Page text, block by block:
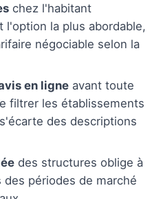
chez l'habitant
l'option la plus abordable,
négociable selon la
en ligne avant toute
filtrer les établissements
des descriptions
des structures oblige à
périodes de marché